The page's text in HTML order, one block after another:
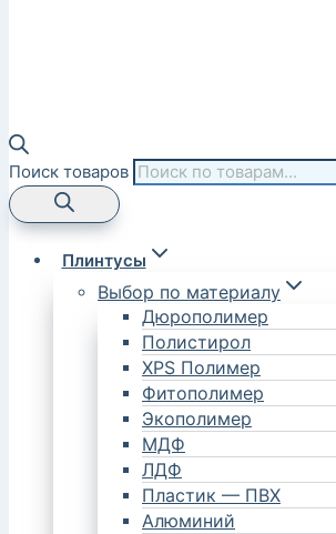
Поиск товаров
Плинтусы
Выбор по материалу
Дюрополимер
Полистирол
XPS Полимер
Фитополимер
Экополимер
МДФ
ЛДФ
Пластик — ПВХ
Алюминий